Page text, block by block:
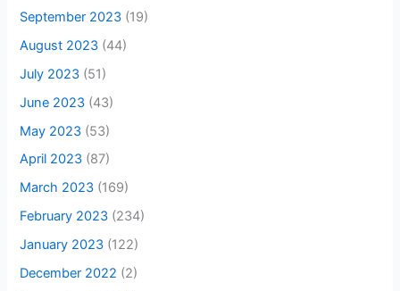
September 2023 (19)
August 2023 (44)
July 2023 (51)
June 2023 (43)
May 2023 (53)
April 2023 (87)
March 2023 (169)
February 2023 (234)
January 2023 (122)
December 2022 (2)